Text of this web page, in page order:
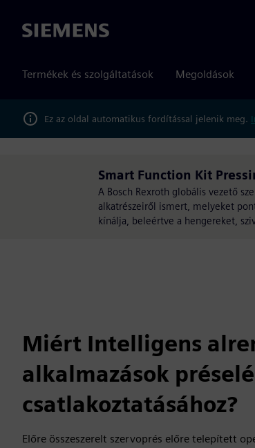
Siemens
Termékek és szolgáltatások Megoldások
Ez az oldal automatikus fordítással jelenik meg.
Smart Function Kit
A Bosch Rexroth globális vezető
alkatrészeiről ismert, melyeket
kínálja, beleértve a hengereket,
Miért Intelligens
alkalmazások
csatlakoztatásához?
Előre összeszerelt szervoprés előre telepített